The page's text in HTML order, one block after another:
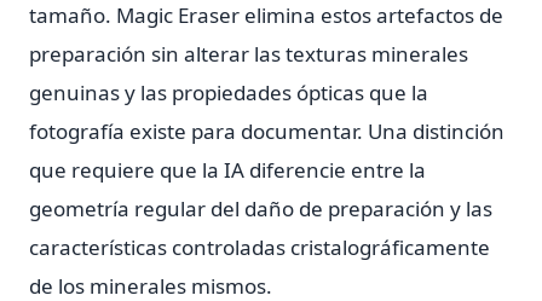
tamaño. Magic Eraser elimina estos artefactos de
preparación sin alterar las texturas minerales
genuinas y las propiedades ópticas que la
fotografía existe para documentar. Una distinción
que requiere que la IA diferencie entre la
geometría regular del daño de preparación y las
características controladas cristalográficamente
de los minerales mismos.